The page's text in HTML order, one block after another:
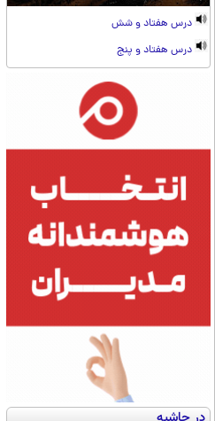
درس هفتاد و شش
درس هفتاد و پنج